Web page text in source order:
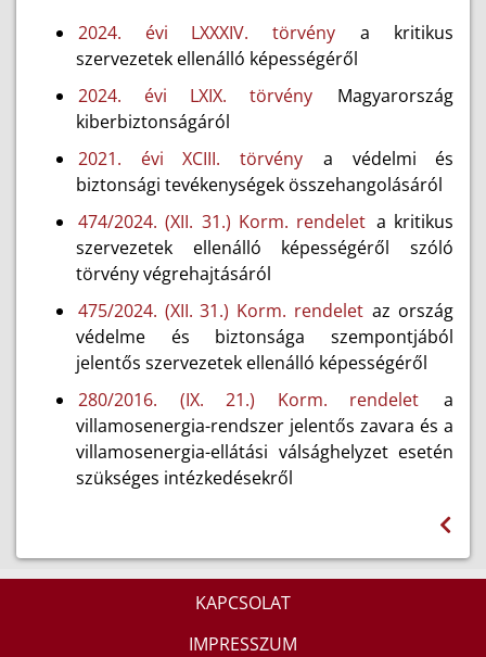
2024. évi LXXXIV. törvény a kritikus
szervezetek ellenálló képességéről
2024. évi LXIX. törvény Magyarország
kiberbiztonságáról
2021. évi XCIII. törvény a védelmi és
biztonsági tevékenységek összehangolásáról
474/2024. (XII. 31.) Korm. rendelet a kritikus
szervezetek ellenálló képességéről szóló
törvény végrehajtásáról
475/2024. (XII. 31.) Korm. rendelet az ország
védelme és biztonsága szempontjából
jelentős szervezetek ellenálló képességéről
280/2016. (IX. 21.) Korm. rendelet
a
villamosenergia-rendszer jelentős zavara és a
villamosenergia-ellátási válsághelyzet esetén
szükséges intézkedésekről
KAPCSOLAT
IMPRESSZUM